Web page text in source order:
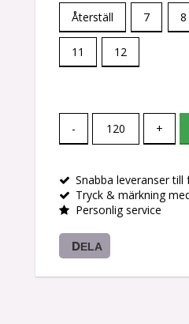
Återställ
7 8
11 12
- +
Snabba leveranser till
Tryck & märkning
Personlig service
DELA